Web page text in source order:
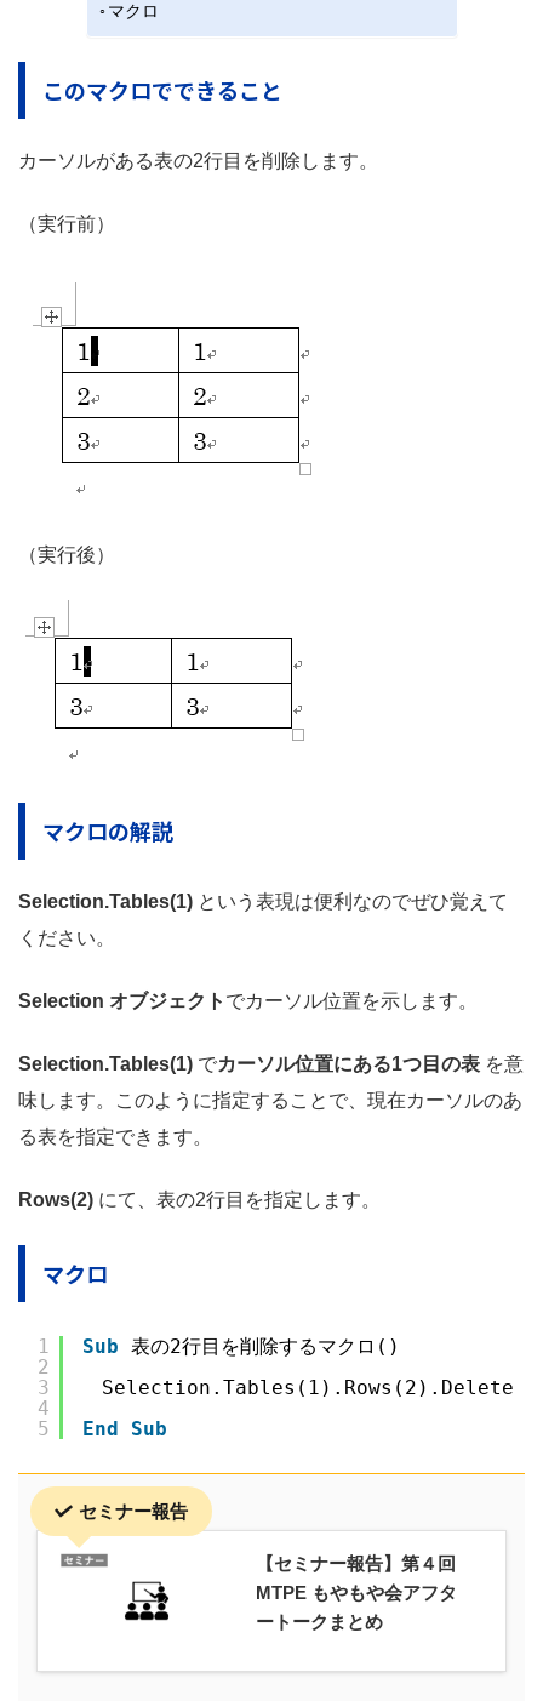
マクロ
このマクロでできること
カーソルがある表の2行目を削除します。
（実行前）
（実行後）
マクロの解説
Selection.Tables(1) という表現は便利なのでぜひ覚えて
ください。
Selection オブジェクト でカーソル位置を示します。
Selection.Tables(1) でカーソル位置にある1つ目の表 を意
味します。このように指定することで、現在カーソルのあ
る表を指定できます。
Rows(2) にて、表の2行目を指定します。
マクロ
1
2
3
4
5
Sub 表の2行目を削除するマクロ()
Selection.Tables(1).Rows(2).Delete
End
Sub
セミナー報告
【セミナー報告】第４回
MTPE もやもや会アフタ
ートークまとめ